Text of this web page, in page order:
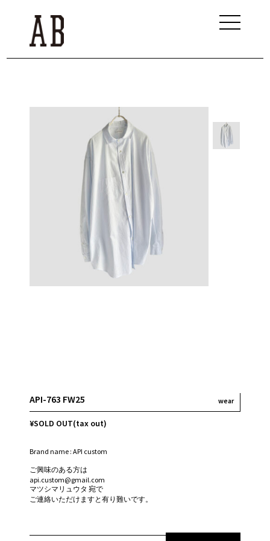
API-763 FW25 wear
¥SOLD OUT(tax out)
Brand name : API custom
ご興味のある方は
api.custom@gmail.com
マツシマリュウタ 宛で
ご連絡いただけますと有り難いです。